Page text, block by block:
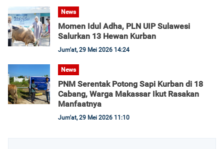
News
Momen Idul Adha, PLN UIP Sulawesi
Salurkan 13 Hewan Kurban
Jum'at, 29 Mei 2026 14:24
News
PNM Serentak Potong Sapi Kurban di 18
Cabang, Warga Makassar Ikut Rasakan
Manfaatnya
Jum'at, 29 Mei 2026 11:10